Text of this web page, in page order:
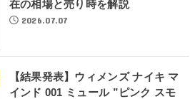
在の相場と売り時を解説
2026.07.07
【結果発表】ウィメンズ ナイキ マ
インド 001 ミュール ”ピンク スモ